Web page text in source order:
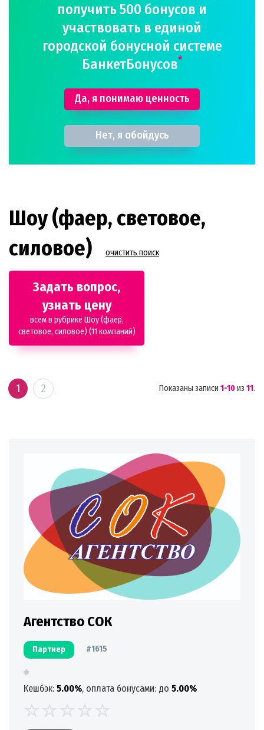
получить 500 бонусов и
участвовать в единой
городской бонусной системе
БанкетБонусов*
Да, я понимаю ценность
Нет, я обойдусь
Шоу (фаер, световое,
силовое)
очистить поиск
Задать вопрос,
узнать цену
всем в рубрике Шоу (фаер,
световое, силовое) (11 компаний)
1 2 Показаны записи 1-10из 11.
Агентство СОК
Партнер #1615
Кешбэк: 5.00%, оплата бонусами: до 5.00%